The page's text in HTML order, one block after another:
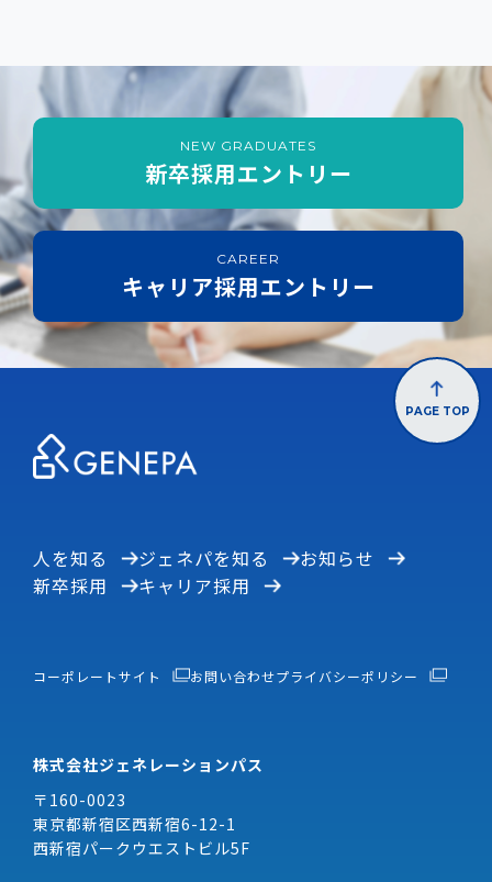
務委託先に対してお客様の個人情報を預けることが
あります。この場合、個人情報を適切に取り扱って
いると認められる委託先を選定し、契約等において
個人情報の適正管理・機密保持などによりお客様の
個人情報の漏洩防止に必要な事項を取決め、適切な
お客様が弊社に対して個人情報を提供することは任
意です。ただし、個人情報を提供されない場合に
合がありますので、あらかじめご了承ください。
電話:03-3343-3544
示、内容の訂正、追加又は削除、利用の停止、消去
及び第三者への提供の停止を要求する権利がありま
す。詳細につきましては下記の窓口までご連絡くだ
【お問合せ窓口】
電話:03-3343-3544／FAX:03-5321-6191
PAGE TOP
NEW GRADUATES
新卒採用エントリー
CAREER
キャリア採用エントリー
人を知る ジェネパを知る
お知らせ
新卒採用
キャリア採用
コーポレートサイト お問い合わせプライバシーポリシー
株式会社ジェネレーションパス
〒160-0023
東京都新宿区西新宿6-12-1
西新宿パークウエストビル5F